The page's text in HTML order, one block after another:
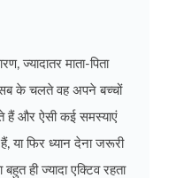
ज्यादातर माता-पिता
के चलते वह अपने बच्चों
हैं और ऐसी कई समस्याएं
या फिर ध्यान देना जरूरी
ही ज्यादा एक्टिव रहता